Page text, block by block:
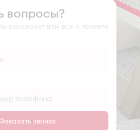
вопросы?
расскажут вам все о проекте
Заказать звонок